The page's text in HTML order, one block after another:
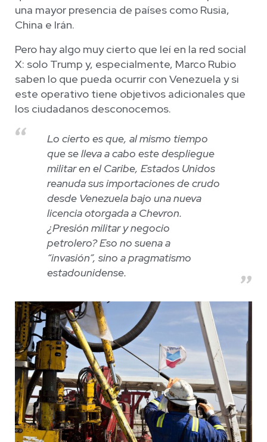
una mayor presencia de países como Rusia,
China e Irán.
Pero hay algo muy cierto que leí en la red social
X: solo Trump y, especialmente, Marco Rubio
saben lo que pueda ocurrir con Venezuela y si
este operativo tiene objetivos adicionales que
los ciudadanos desconocemos.
Lo cierto es que, al mismo tiempo
que se lleva a cabo este despliegue
militar en el Caribe, Estados Unidos
reanuda sus importaciones de crudo
desde Venezuela bajo una nueva
licencia otorgada a Chevron.
¿Presión militar y negocio
petrolero? Eso no suena a
“invasión”, sino a pragmatismo
estadounidense.